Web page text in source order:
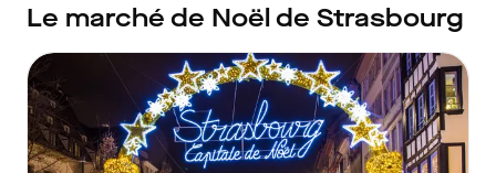
Le marché de Noël de Strasbourg